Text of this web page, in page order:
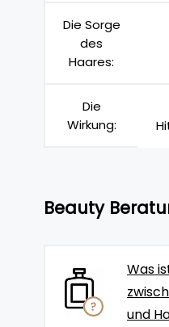
Die Sorge
des
Haares:
Die
Wirkung:
Beauty
Was
und